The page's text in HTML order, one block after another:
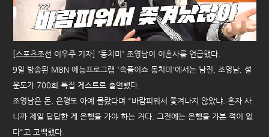
[스포츠조선 이우주 기자] '동치미' 조영남이 이혼사를 언급했다.
9일 방송된 MBN 예능프로그램 '속풀이쇼 동치미'에서는 남진, 조영남, 설
운도가 700회 특집 게스트로 출연했다.
조영남은 돈, 은행도 아예 몰랐다며 "바람피워서 쫓겨나지 않았냐. 혼자 사
니까 제일 답답한 게 은행을 가야 하는 거다. 그전에는 은행을 가본 적이 없
다"고 고백했다.